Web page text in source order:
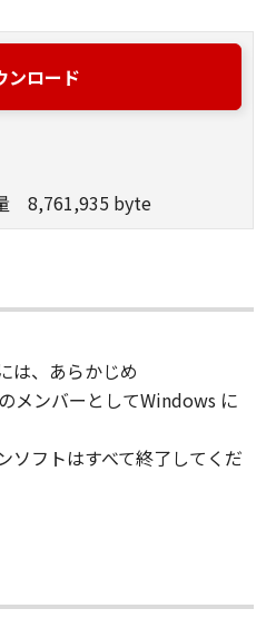
ンロード
8,761,935 byte
は、あらかじめ
メンバーとしてWindows に
ソフトはすべて終了してくだ